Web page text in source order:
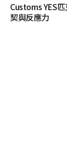
Customs YES
契與反應力